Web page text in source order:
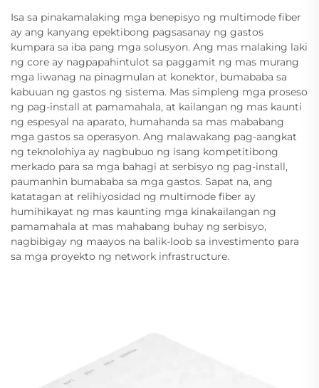
Isa sa pinakamalaking mga benepisyo ng multimode fiber
ay ang kanyang epektibong pagsasanay ng gastos
kumpara sa iba pang mga solusyon. Ang mas malaking laki
ng core ay nagpapahintulot sa paggamit ng mas murang
mga liwanag na pinagmulan at konektor, bumababa sa
kabuuan ng gastos ng sistema. Mas simpleng mga proseso
ng pag-install at pamamahala, at kailangan ng mas kaunti
ng espesyal na aparato, humahanda sa mas mababang
mga gastos sa operasyon. Ang malawakang pag-aangkat
ng teknolohiya ay nagbubuo ng isang kompetitibong
merkado para sa mga bahagi at serbisyo ng pag-install,
paumanhin bumababa sa mga gastos. Sapat na, ang
katatagan at relihiyosidad ng multimode fiber ay
humihikayat ng mas kaunting mga kinakailangan ng
pamamahala at mas mahabang buhay ng serbisyo,
nagbibigay ng maayos na balik-loob sa investimento para
sa mga proyekto ng network infrastructure.